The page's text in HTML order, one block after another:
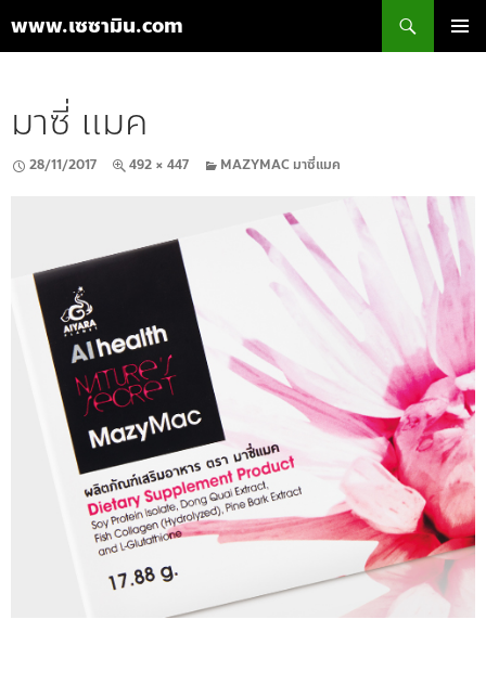
www.เซซามิน.com
เนื้อหา
มาซี่ แมค
28/11/2017 492 × 447 MAZYMAC มาซี่แมค